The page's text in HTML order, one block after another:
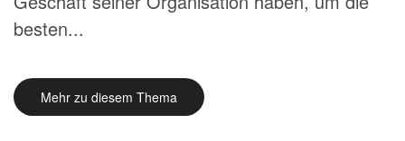
besten...
Mehr zu diesem Thema